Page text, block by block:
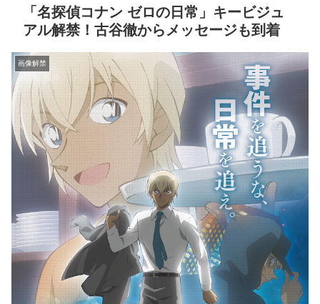
「名探偵コナン ゼロの日常」キービジュ
アル解禁！古谷徹からメッセージも到着
画像解禁